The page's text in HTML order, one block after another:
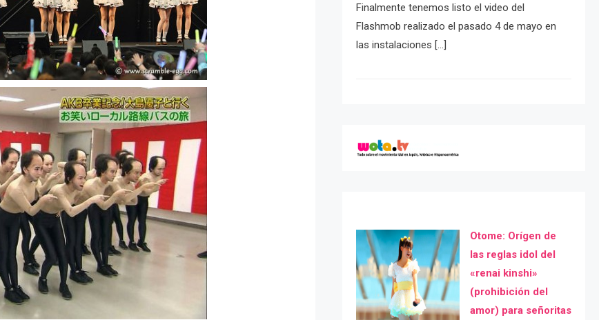
Finalmente tenemos listo el video del
Flashmob realizado el pasado 4 de mayo en
las instalaciones […]
Otome: Orígen de
las reglas idol del
«renai kinshi»
(prohibición del
amor) para señoritas